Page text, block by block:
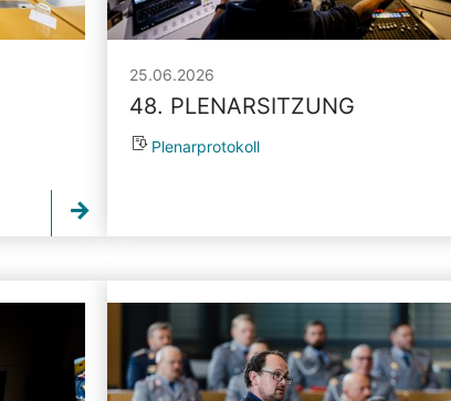
25.06.2026
48. PLENARSITZUNG
Plenarprotokoll